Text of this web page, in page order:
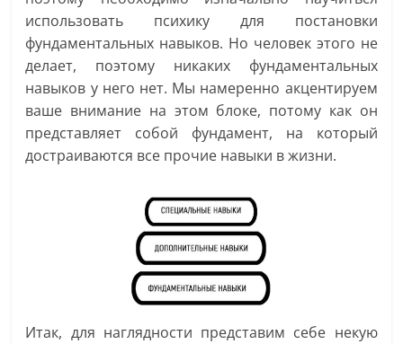
использовать психику для постановки
фундаментальных навыков. Но человек этого не
делает, поэтому никаких фундаментальных
навыков у него нет. Мы намеренно акцентируем
ваше внимание на этом блоке, потому как он
представляет собой фундамент, на который
достраиваются все прочие навыки в жизни.
Итак, для наглядности представим себе некую